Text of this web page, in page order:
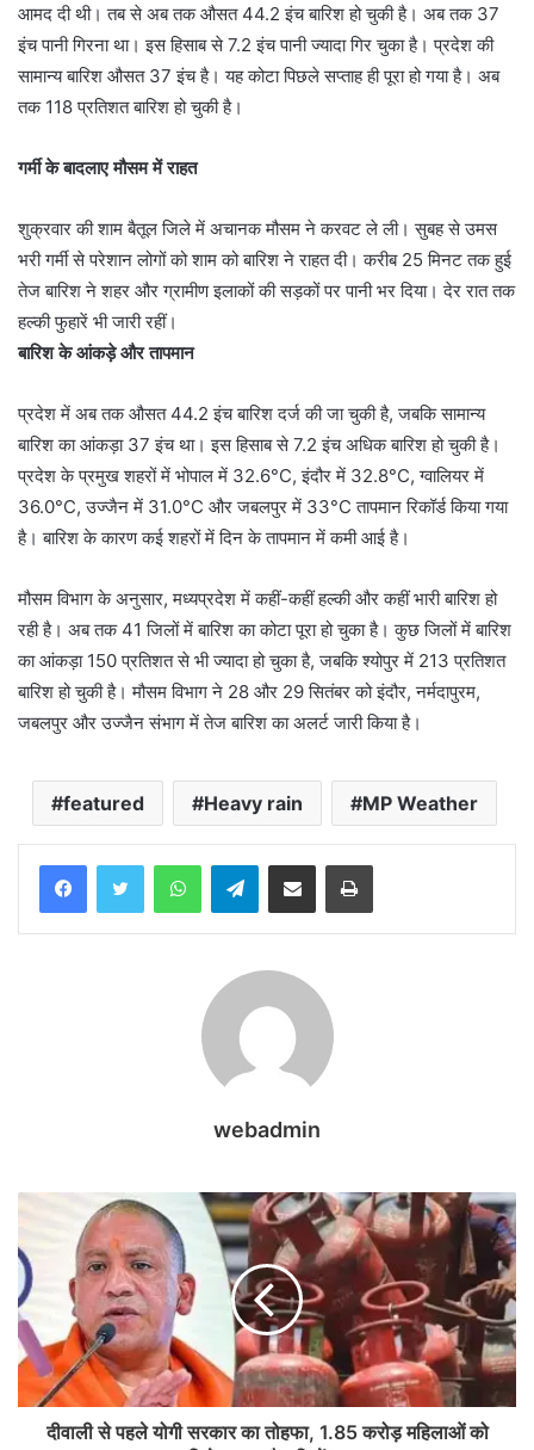
आमद दी थी। तब से अब तक औसत 44.2 इंच बारिश हो चुकी है। अब तक 37
इंच पानी गिरना था। इस हिसाब से 7.2 इंच पानी ज्यादा गिर चुका है। प्रदेश की
सामान्य बारिश औसत 37 इंच है। यह कोटा पिछले सप्ताह ही पूरा हो गया है। अब
तक 118 प्रतिशत बारिश हो चुकी है।
गर्मी के बादलाए मौसम में राहत
शुक्रवार की शाम बैतूल जिले में अचानक मौसम ने करवट ले ली। सुबह से उमस
भरी गर्मी से परेशान लोगों को शाम को बारिश ने राहत दी। करीब 25 मिनट तक हुई
तेज बारिश ने शहर और ग्रामीण इलाकों की सड़कों पर पानी भर दिया। देर रात तक
हल्की फुहारें भी जारी रहीं।
बारिश के आंकड़े और तापमान
प्रदेश में अब तक औसत 44.2 इंच बारिश दर्ज की जा चुकी है, जबकि सामान्य
बारिश का आंकड़ा 37 इंच था। इस हिसाब से 7.2 इंच अधिक बारिश हो चुकी है।
प्रदेश के प्रमुख शहरों में भोपाल में 32.6°C, इंदौर में 32.8°C, ग्वालियर में
36.0°C, उज्जैन में 31.0°C और जबलपुर में 33°C तापमान रिकॉर्ड किया गया
है। बारिश के कारण कई शहरों में दिन के तापमान में कमी आई है।
मौसम विभाग के अनुसार, मध्यप्रदेश में कहीं-कहीं हल्की और कहीं भारी बारिश हो
रही है। अब तक 41 जिलों में बारिश का कोटा पूरा हो चुका है। कुछ जिलों में बारिश
का आंकड़ा 150 प्रतिशत से भी ज्यादा हो चुका है, जबकि श्योपुर में 213 प्रतिशत
बारिश हो चुकी है। मौसम विभाग ने 28 और 29 सितंबर को इंदौर, नर्मदापुरम,
जबलपुर और उज्जैन संभाग में तेज बारिश का अलर्ट जारी किया है।
featured Heavy rain MP Weather
WhatsAppTelegramShare via Email Print
webadmin
दीवाली से पहले योगी सरकार का तोहफा, 1.85 करोड़ महिलाओं को